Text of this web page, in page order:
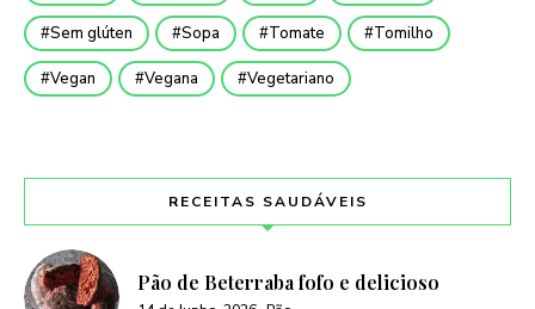
Sem glúten Sopa Tomate Tomilho
Vegan Vegana Vegetariano
RECEITAS SAUDÁVEIS
Pão de Beterraba fofo e delicioso